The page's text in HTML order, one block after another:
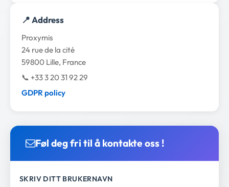
📍 Address
Proxymis
24 rue de la cité
59800 Lille, France
📞 +33 3 20 31 92 29
GDPR policy
Føl deg fri til å kontakte oss !
SKRIV DITT BRUKERNAVN